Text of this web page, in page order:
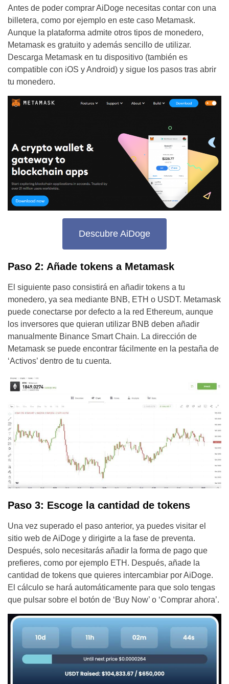
Antes de poder comprar AiDoge necesitas contar con una
billetera, como por ejemplo en este caso Metamask.
Aunque la plataforma admite otros tipos de monedero,
Metamask es gratuito y además sencillo de utilizar.
Descarga Metamask en tu dispositivo (también es
compatible con iOS y Android) y sigue los pasos tras abrir
tu monedero.
Descubre AiDoge
Paso 2: Añade tokens a Metamask
El siguiente paso consistirá en añadir tokens a tu
monedero, ya sea mediante BNB, ETH o USDT. Metamask
puede conectarse por defecto a la red Ethereum, aunque
los inversores que quieran utilizar BNB deben añadir
manualmente Binance Smart Chain. La dirección de
Metamask se puede encontrar fácilmente en la pestaña de
‘Activos’ dentro de tu cuenta.
Paso 3: Escoge la cantidad de tokens
Una vez superado el paso anterior, ya puedes visitar el
sitio web de AiDoge y dirigirte a la fase de preventa.
Después, solo necesitarás añadir la forma de pago que
prefieres, como por ejemplo ETH. Después, añade la
cantidad de tokens que quieres intercambiar por AiDoge.
El cálculo se hará automáticamente para que solo tengas
que pulsar sobre el botón de ‘Buy Now’ o ‘Comprar ahora’.